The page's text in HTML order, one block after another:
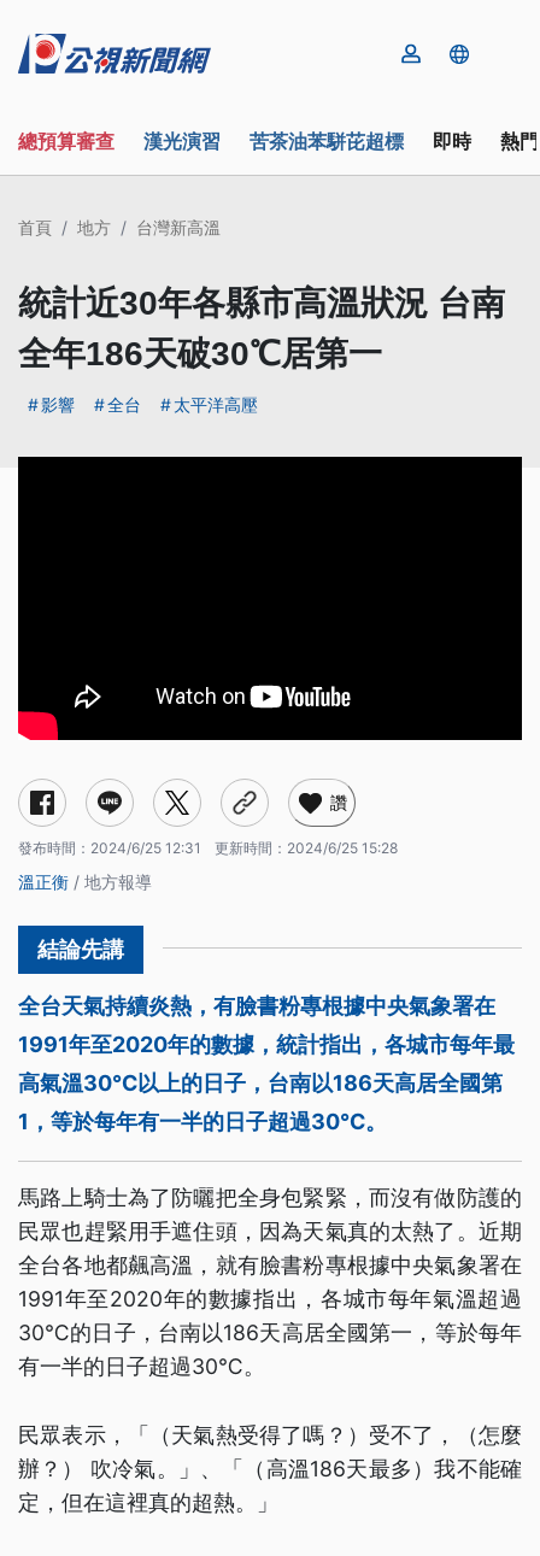
總預算審查 漢光演習 苦茶油苯駢芘超標 即時 熱
首頁 地方 台灣新高溫
統計近30年各縣市高溫狀況 台南
全年186天破30℃居第一
影響 全台 太平洋高壓
讚
發布時間： 2024/6/25 12:31 更新時間： 2024/6/25 15:28
溫正衡 / 地方報導
全台天氣持續炎熱，有臉書粉專根據中央氣象署在
1991年至2020年的數據，統計指出，各城市每年最
高氣溫30℃以上的日子，台南以186天高居全國第
1，等於每年有一半的日子超過30℃。
馬路上騎士為了防曬把全身包緊緊，而沒有做防護的
民眾也趕緊用手遮住頭，因為天氣真的太熱了。近期
全台各地都飆高溫，就有臉書粉專根據中央氣象署在
1991年至2020年的數據指出，各城市每年氣溫超過
30℃的日子，台南以186天高居全國第一，等於每年
有一半的日子超過30℃。
民眾表示，「（天氣熱受得了嗎？）受不了，（怎麼
辦？） 吹冷氣。」、「（高溫186天最多）我不能確
定，但在這裡真的超熱。」